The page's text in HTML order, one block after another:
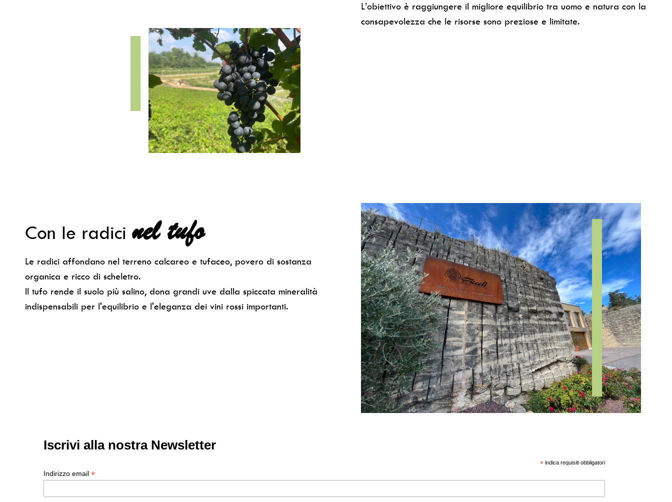
L’obiettivo è raggiungere il migliore equilibrio tra uomo e natura con la
consapevolezza che le risorse sono preziose e limitate.
Con le radici nel tufo
Le radici affondano nel terreno calcareo e tufaceo, povero di sostanza
organica e ricco di scheletro.
Il tufo rende il suolo più salino, dona grandi uve dalla spiccata mineralità
indispensabili per l'equilibrio e l'eleganza dei vini rossi importanti.
Iscrivi alla nostra Newsletter
* indica requisiti obbligatori
Indirizzo email*